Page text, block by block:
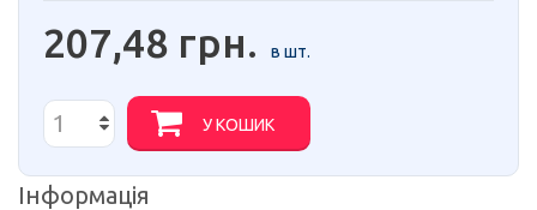
207,48 грн. в шт.
У КОШИК
Інформація